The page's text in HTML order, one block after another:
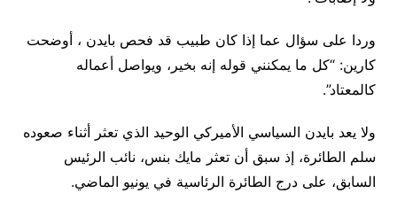
وردا على سؤال عما إذا كان طبيب قد فحص بايدن ، أوضحت
كارين: “كل ما يمكنني قوله إنه بخير، ويواصل أعماله
كالمعتاد”.
ولا يعد بايدن السياسي الأميركي الوحيد الذي تعثر أثناء صعوده
سلم الطائرة، إذ سبق أن تعثر مايك بنس، نائب الرئيس
السابق، على درج الطائرة الرئاسية في يونيو الماضي.